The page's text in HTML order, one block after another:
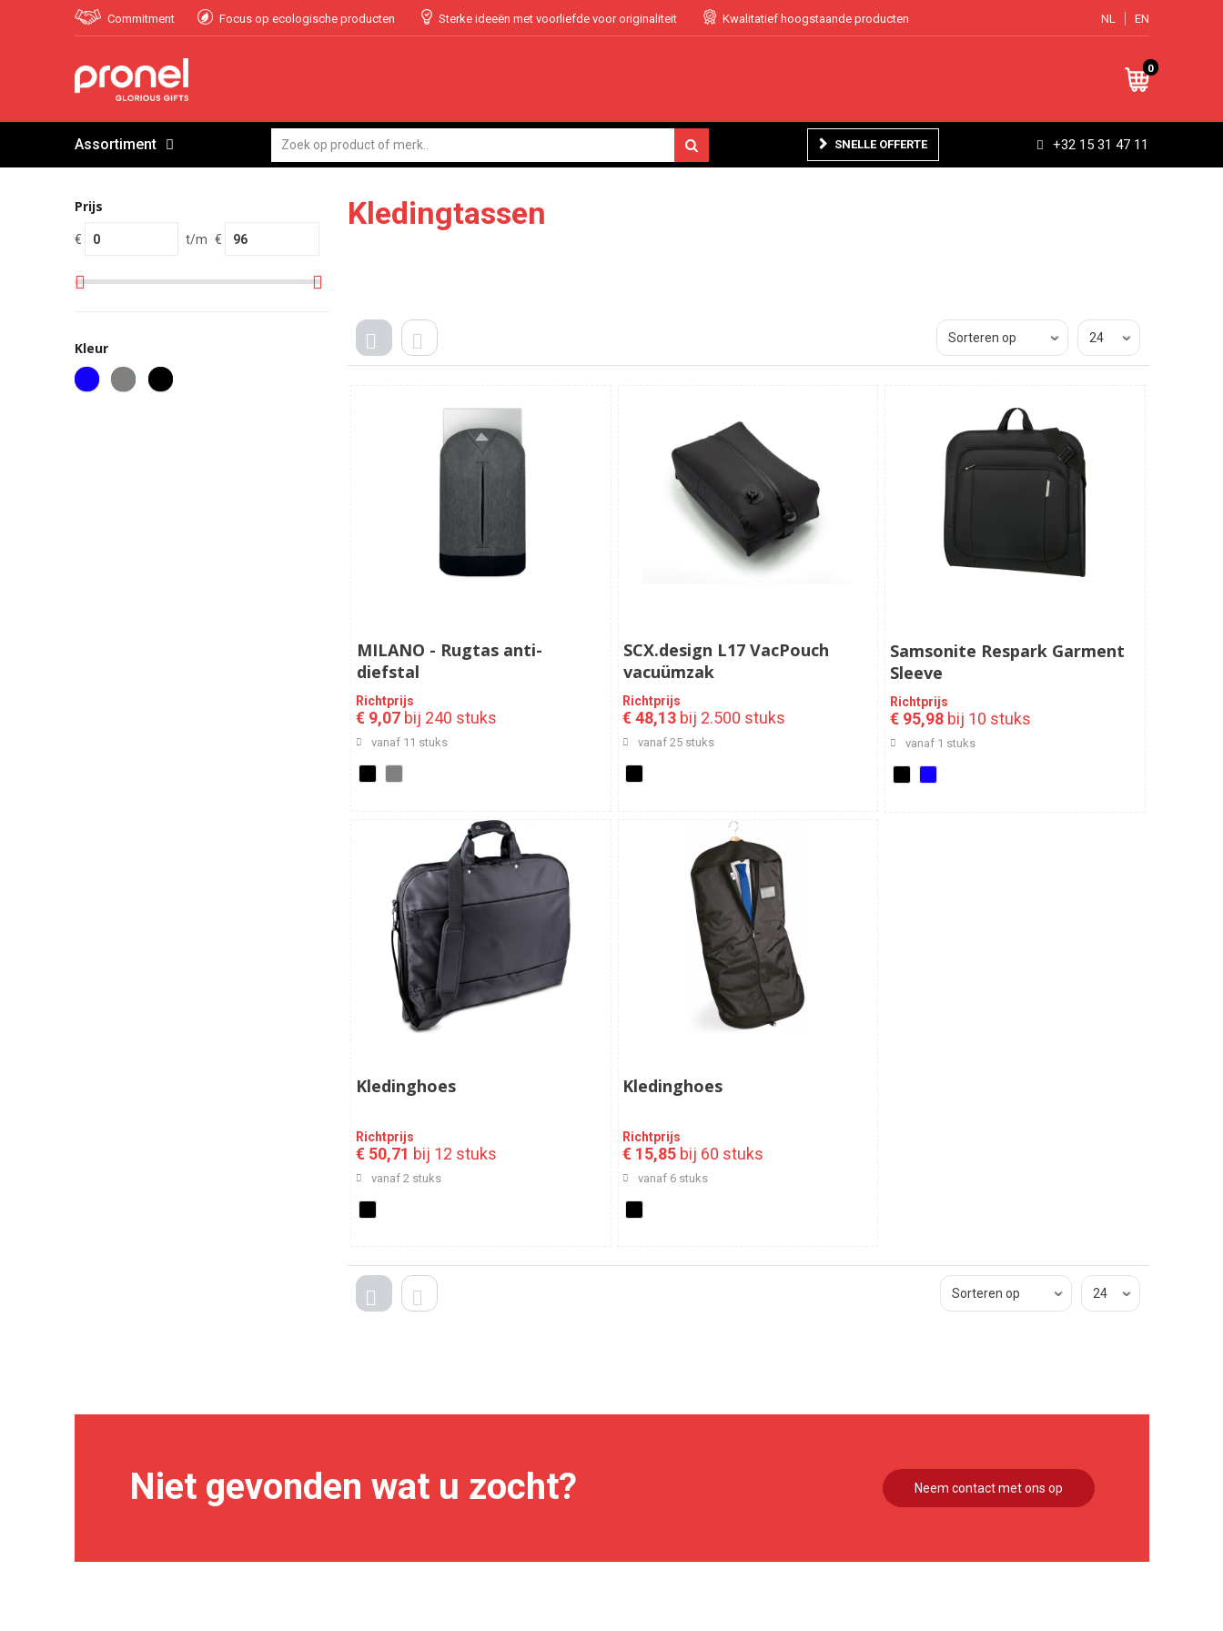
Commitment Focus op ecologische producten Sterke ideeën met voorliefde voor originaliteit Kwalitatief hoogstaande producten NL EN
0
Assortiment SNELLE OFFERTE +32 15 31 47 11
Prijs
€ t/m €
Kleur
Kledingtassen
TEGELSLIJST
MILANO - Rugtas anti-
diefstal
Richtprijs
€ 9,07bij 240 stuks
vanaf 11 stuks
SCX.design L17 VacPouch
vacuümzak
Richtprijs
€ 48,13 bij 2.500 stuks
vanaf 25 stuks
Samsonite Respark Garment
Sleeve
Richtprijs
€ 95,98 bij 10 stuks
vanaf 1 stuks
Kledinghoes
Richtprijs
€ 50,71 bij 12 stuks
vanaf 2 stuks
Kledinghoes
Richtprijs
€ 15,85 bij 60 stuks
vanaf 6 stuks
Niet gevonden wat u zocht? Neem contact met ons op